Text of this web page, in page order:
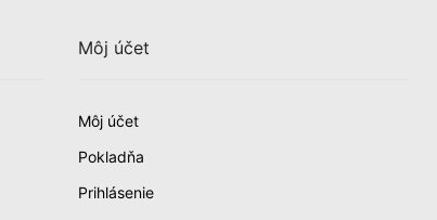
Môj účet
Môj účet
Pokladňa
Prihlásenie